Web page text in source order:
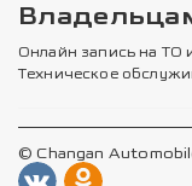
Онлайн запись на ТО
Техническое
© Changan